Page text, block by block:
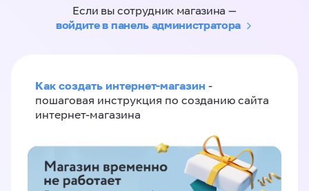
Если вы сотрудник магазина —
войдите в панель администратора
Как создать интернет-магазин -
пошаговая инструкция по созданию сайта
интернет-магазина